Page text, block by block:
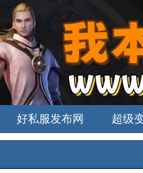
好私服发布网
超级
中国传奇私服